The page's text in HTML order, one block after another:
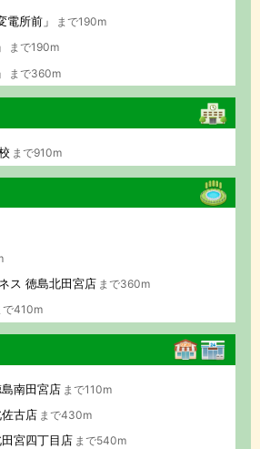
所前」
まで190m
まで190m
まで360m
まで910m
ス 徳島北田宮店 まで360m
で410m
南田宮店 まで110m
古店 まで430m
宮四丁目店 まで540m